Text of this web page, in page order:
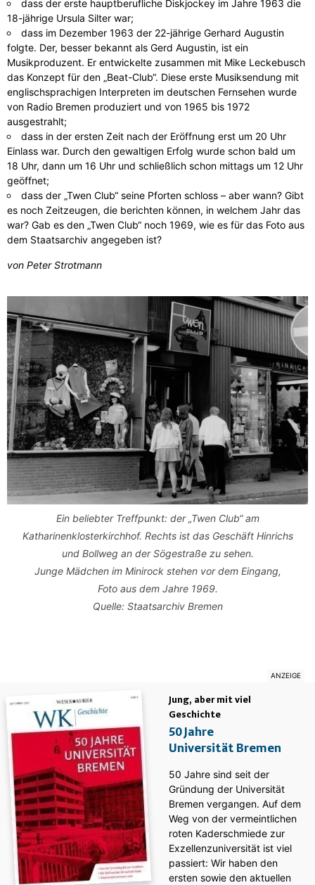
dass der erste hauptberufliche Diskjockey im Jahre 1963 die
18-jährige Ursula Silter war;
dass im Dezember 1963 der 22-jährige Gerhard Augustin
folgte. Der, besser bekannt als Gerd Augustin, ist ein
Musikproduzent. Er entwickelte zusammen mit Mike Leckebusch
das Konzept für den „Beat-Club“. Diese erste Musiksendung mit
englischsprachigen Interpreten im deutschen Fernsehen wurde
von Radio Bremen produziert und von 1965 bis 1972
ausgestrahlt;
dass in der ersten Zeit nach der Eröffnung erst um 20 Uhr
Einlass war. Durch den gewaltigen Erfolg wurde schon bald um
18 Uhr, dann um 16 Uhr und schließlich schon mittags um 12 Uhr
geöffnet;
dass der „Twen Club“ seine Pforten schloss – aber wann? Gibt
es noch Zeitzeugen, die berichten können, in welchem Jahr das
war? Gab es den „Twen Club“ noch 1969, wie es für das Foto aus
dem Staatsarchiv angegeben ist?
von Peter Strotmann
Ein beliebter Treffpunkt: der „Twen Club“ am
Katharinenklosterkirchhof. Rechts ist das Geschäft Hinrichs
und Bollweg an der Sögestraße zu sehen.
Junge Mädchen im Minirock stehen vor dem Eingang,
Foto aus dem Jahre 1969.
Quelle: Staatsarchiv Bremen
Jung, aber mit viel
Geschichte
50 Jahre
Universität Bremen
50 Jahre sind seit der
Gründung der Universität
Bremen vergangen. Auf dem
Weg von der vermeintlichen
roten Kaderschmiede zur
Exzellenzuniversität ist viel
passiert: Wir haben den
ersten sowie den aktuellen